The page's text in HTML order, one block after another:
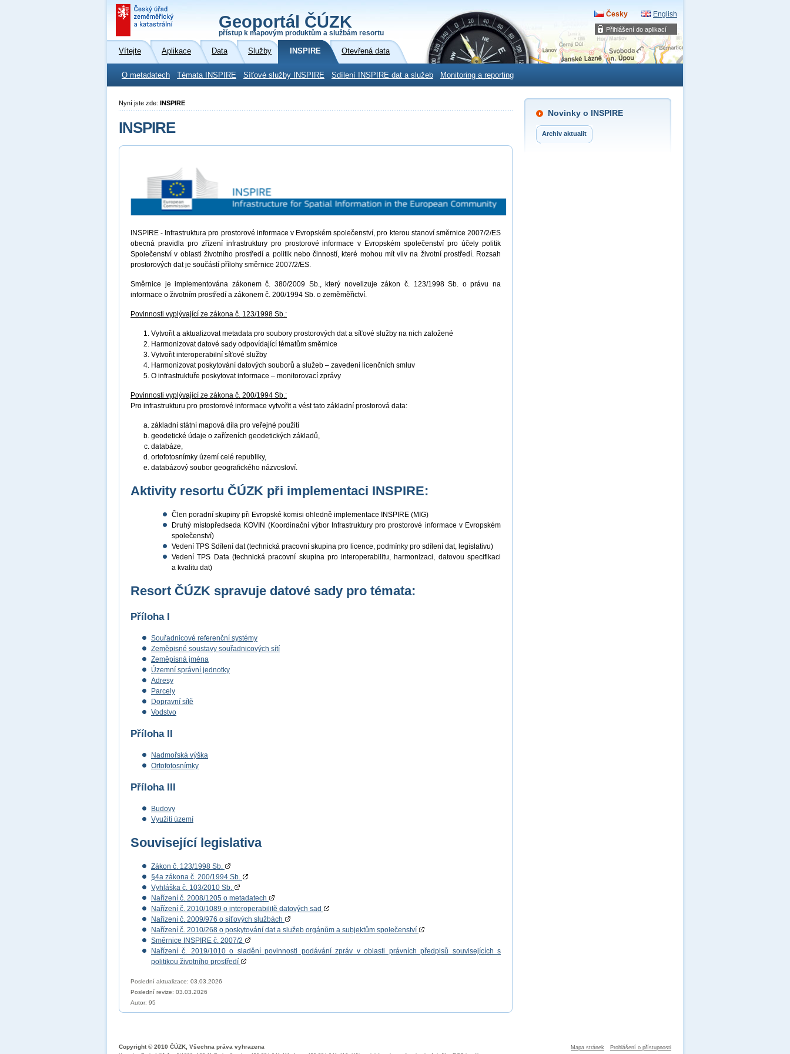
Přihlášení do aplikací
Geoportál ČÚZK
přístup k mapovým produktům a službám resortu
Česky English
Vítejte Aplikace Data Služby INSPIRE Otevřená data
O metadatech Témata INSPIRE Síťové služby INSPIRE Sdílení INSPIRE dat a služeb Monitoring a reporting
Novinky o INSPIRE
Archiv aktualit
Nyní jste zde: INSPIRE
INSPIRE
INSPIRE - Infrastruktura pro prostorové informace v Evropském společenství, pro kterou stanoví směrnice 2007/2/ES
obecná pravidla pro zřízení infrastruktury pro prostorové informace v Evropském společenství pro účely politik
Společenství v oblasti životního prostředí a politik nebo činností, které mohou mít vliv na životní prostředí. Rozsah
prostorových dat je součástí přílohy směrnice 2007/2/ES.
Směrnice je implementována zákonem č. 380/2009 Sb., který novelizuje zákon č. 123/1998 Sb. o právu na
informace o životním prostředí a zákonem č. 200/1994 Sb. o zeměměřictví.
Povinnosti vyplývající ze zákona č. 123/1998 Sb.:
Vytvořit a aktualizovat metadata pro soubory prostorových dat a síťové služby na nich založené
Harmonizovat datové sady odpovídající tématům směrnice
Vytvořit interoperabilní síťové služby
Harmonizovat poskytování datových souborů a služeb – zavedení licenčních smluv
O infrastruktuře poskytovat informace – monitorovací zprávy
Povinnosti vyplývající ze zákona č. 200/1994 Sb.:
Pro infrastrukturu pro prostorové informace vytvořit a vést tato základní prostorová data:
základní státní mapová díla pro veřejné použití
geodetické údaje o zařízeních geodetických základů,
databáze,
ortofotosnímky území celé republiky,
databázový soubor geografického názvosloví.
Aktivity resortu ČÚZK při implementaci INSPIRE:
Člen poradní skupiny při Evropské komisi ohledně implementace INSPIRE (MIG)
Druhý místopředseda KOVIN (Koordinační výbor Infrastruktury pro prostorové informace v Evropském
společenství)
Vedení TPS Sdílení dat (technická pracovní skupina pro licence, podmínky pro sdílení dat, legislativu)
Vedení TPS Data (technická pracovní skupina pro interoperabilitu, harmonizaci, datovou specifikaci
a kvalitu dat)
Resort ČÚZK spravuje datové sady pro témata:
Příloha I
Souřadnicové referenční systémy
Zeměpisné soustavy souřadnicových sítí
Zeměpisná jména
Územní správní jednotky
Adresy
Parcely
Dopravní sítě
Vodstvo
Příloha II
Nadmořská výška
Ortofotosnímky
Příloha III
Budovy
Využití území
Související legislativa
Zákon č. 123/1998 Sb.
§4a zákona č. 200/1994 Sb.
Vyhláška č. 103/2010 Sb.
Nařízení č. 2008/1205 o metadatech
Nařízení č. 2010/1089 o interoperabilitě datových sad
Nařízení č. 2009/976 o síťových službách
Nařízení č. 2010/268 o poskytování dat a služeb orgánům a subjektům společenství
Směrnice INSPIRE č. 2007/2
Nařízení č. 2019/1010 o sladění povinnosti podávání zpráv v oblasti právních předpisů souvisejících s
politikou životního prostředí
Poslední aktualizace: 03.03.2026
Poslední revize: 03.03.2026
Autor: 95
Mapa stránek Prohlášení o přístupnosti
Copyright © 2010 ČÚZK, Všechna práva vyhrazena